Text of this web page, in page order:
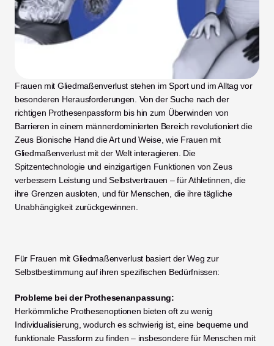
Frauen mit Gliedmaßenverlust stehen im Sport und im Alltag vor
besonderen Herausforderungen. Von der Suche nach der
richtigen Prothesenpassform bis hin zum Überwinden von
Barrieren in einem männerdominierten Bereich revolutioniert die
Zeus Bionische Hand die Art und Weise, wie Frauen mit
Gliedmaßenverlust mit der Welt interagieren. Die
Spitzentechnologie und einzigartigen Funktionen von Zeus
verbessern Leistung und Selbstvertrauen – für Athletinnen, die
ihre Grenzen ausloten, und für Menschen, die ihre tägliche
Unabhängigkeit zurückgewinnen.
Für Frauen mit Gliedmaßenverlust basiert der Weg zur
Selbstbestimmung auf ihren spezifischen Bedürfnissen:
Probleme bei der Prothesenanpassung:
Herkömmliche Prothesenoptionen bieten oft zu wenig
Individualisierung, wodurch es schwierig ist, eine bequeme und
funktionale Passform zu finden – insbesondere für Menschen mit